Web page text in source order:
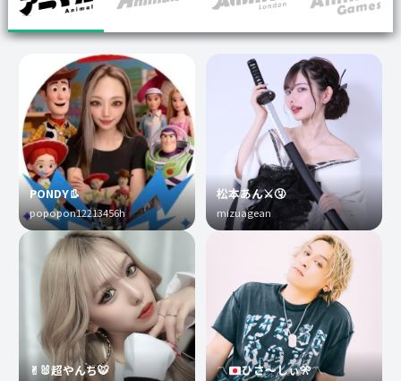
PONDY👢
popopon12213456h
✌︎🐰超やんち🐯
松本あん⚔️🤧
mizuagean
〽️ ひさ〜しぃ🎌〽️